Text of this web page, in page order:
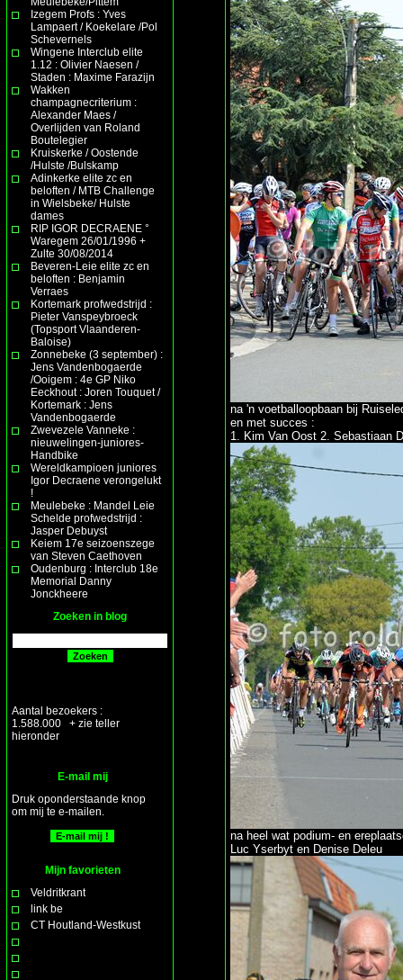
Izegem Profs : Yves
Lampaert / Koekelare /Pol
Schevernels
Wingene Interclub elite
1.12 : Olivier Naesen /
Staden : Maxime Farazijn
Wakken
champagnecriterium :
Alexander Maes /
Overlijden van Roland
Boutelegier
Kruiskerke / Oostende
/Hulste /Bulskamp
Adinkerke elite zc en
beloften / MTB Challenge
in Wielsbeke/ Hulste
dames
RIP IGOR DECRAENE °
Waregem 26/01/1996 +
Zulte 30/08/2014
Beveren-Leie elite zc en
beloften : Benjamin
Verraes
Kortemark profwedstrijd :
Pieter Vanspeybroeck
(Topsport Vlaanderen-
Baloise)
Zonnebeke (3 september) :
Jens Vandenbogaerde
/Ooigem : 4e GP Niko
Eeckhout : Joren Touquet /
Kortemark : Jens
Vandenbogaerde
Zwevezele Vanneke :
nieuwelingen-juniores-
Handbike
Wereldkampioen juniores
Igor Decraene verongelukt
!
Meulebeke : Mandel Leie
Schelde profwedstrijd :
Jasper Debuyst
Keiem 17e seizoenszege
van Steven Caethoven
Oudenburg : Interclub 18e
Memorial Danny
Jonckheere
Zoeken in blog
Aantal bezoekers :
1.588.000 + zie teller
hieronder
E-mail mij
Druk oponderstaande knop
om mij te e-mailen.
Mijn favorieten
Veldritkrant
link be
CT Houtland-Westkust
na 'n voetballoopbaan bij
en met succes :
1. Kim Van Oost 2. Sebastiaan
na heel wat podium- en
Luc Yserbyt en Denise Deleu